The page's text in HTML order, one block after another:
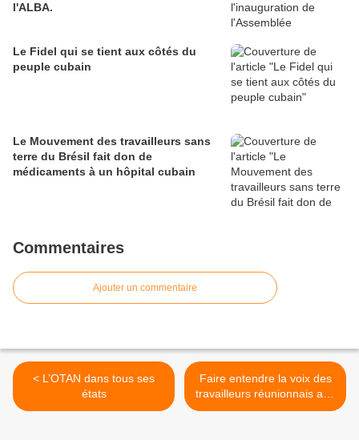
l'ALBA.
Le Fidel qui se tient aux côtés du
peuple cubain
Le Mouvement des travailleurs sans
terre du Brésil fait don de
médicaments à un hôpital cubain
Commentaires
Ajouter un commentaire
< L’OTAN dans tous ses
états
Faire entendre la voix des
travailleurs réunionnais aux
législatives >